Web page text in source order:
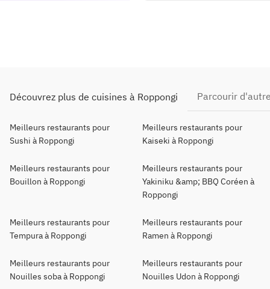
Découvrez plus de cuisines à Roppongi Parcourir
Meilleurs restaurants pour
Sushi à Roppongi
Meilleurs restaurants pour
Kaiseki à Roppongi
Meilleurs restaurants pour
Bouillon à Roppongi
Meilleurs restaurants pour
Yakiniku &amp; BBQ Coréen à
Roppongi
Meilleurs restaurants pour
Tempura à Roppongi
Meilleurs restaurants pour
Ramen à Roppongi
Meilleurs restaurants pour
Nouilles soba à Roppongi
Meilleurs restaurants pour
Nouilles Udon à Roppongi